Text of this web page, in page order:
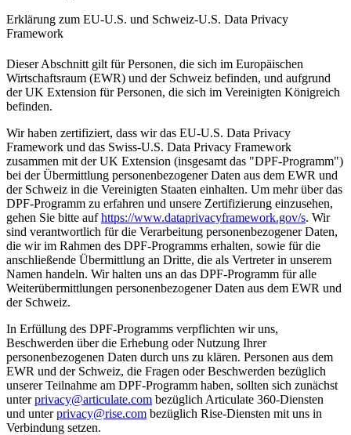
Erklärung zum EU-U.S. und Schweiz-U.S. Data Privacy
Framework
Dieser Abschnitt gilt für Personen, die sich im Europäischen
Wirtschaftsraum (EWR) und der Schweiz befinden, und aufgrund
der UK Extension für Personen, die sich im Vereinigten Königreich
befinden.
Wir haben zertifiziert, dass wir das EU-U.S. Data Privacy
Framework und das Swiss-U.S. Data Privacy Framework
zusammen mit der UK Extension (insgesamt das "DPF-Programm")
bei der Übermittlung personenbezogener Daten aus dem EWR und
der Schweiz in die Vereinigten Staaten einhalten. Um mehr über das
DPF-Programm zu erfahren und unsere Zertifizierung einzusehen,
gehen Sie bitte aufhttps://www.dataprivacyframework.gov/s. Wir
sind verantwortlich für die Verarbeitung personenbezogener Daten,
die wir im Rahmen des DPF-Programms erhalten, sowie für die
anschließende Übermittlung an Dritte, die als Vertreter in unserem
Namen handeln. Wir halten uns an das DPF-Programm für alle
Weiterübermittlungen personenbezogener Daten aus dem EWR und
der Schweiz.
In Erfüllung des DPF-Programms verpflichten wir uns,
Beschwerden über die Erhebung oder Nutzung Ihrer
personenbezogenen Daten durch uns zu klären. Personen aus dem
EWR und der Schweiz, die Fragen oder Beschwerden bezüglich
unserer Teilnahme am DPF-Programm haben, sollten sich zunächst
unterprivacy@articulate.com bezüglich Articulate 360-Diensten
und unterprivacy@rise.com bezüglich Rise-Diensten mit uns in
Verbindung setzen.